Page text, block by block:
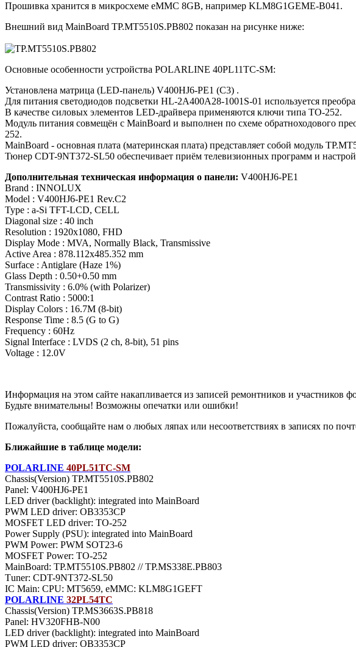
Прошивка хранится в микросхеме eMMC 8GB, например KLM8G1GEME-B041.
Внешний вид MainBoard TP.MT5510S.PB802 показан на рисунке ниже:
Основные особенности устройства POLARLINE 40PL11TC-SM:
Установлена матрица (LED-панель) V400HJ6-PE1 (C3) .
Для питания светодиодов подсветки HL-2A400A28-1001S-01 используется
В качестве силовых элементов LED-драйвера применяются ключи типа TO-252.
Модуль питания совмещён с MainBoard и выполнен по схеме обратноходового
252.
MainBoard - основная плата (материнская плата) представляет собой модуль
Тюнер CDT-9NT372-SL50 обеспечивает приём телевизионных программ и
Дополнительная техническая информация о панели: V400HJ6-PE1
Brand : INNOLUX
Model : V400HJ6-PE1 Rev.C2
Type : a-Si TFT-LCD, CELL
Diagonal size : 40 inch
Resolution : 1920x1080, FHD
Display Mode : MVA, Normally Black, Transmissive
Active Area : 878.112x485.352 mm
Surface : Antiglare (Haze 1%)
Glass Depth : 0.50+0.50 mm
Transmissivity : 6.0% (with Polarizer)
Contrast Ratio : 5000:1
Display Colors : 16.7M (8-bit)
Response Time : 8.5 (G to G)
Frequency : 60Hz
Signal Interface : LVDS (2 ch, 8-bit), 51 pins
Voltage : 12.0V
Информация на этом сайте накапливается из записей ремонтников и участников
Будьте внимательны! Возможны опечатки или ошибки!
Пожалуйста, сообщайте нам о любых ляпах или несоответствиях в записях по
Ближайшие в таблице модели:
POLARLINE 40PL51TC-SM
Chassis(Version) TP.MT5510S.PB802
Panel: V400HJ6-PE1
LED driver (backlight): integrated into MainBoard
PWM LED driver: OB3353CP
MOSFET LED driver: TO-252
Power Supply (PSU): integrated into MainBoard
PWM Power: PWM SOT23-6
MOSFET Power: TO-252
MainBoard: TP.MT5510S.PB802 // TP.MS338E.PB803
Тuner: CDT-9NT372-SL50
IC Main: CPU: MT5659, eMMC: KLM8G1GEFT
POLARLINE 32PL54TC
Chassis(Version) TP.MS3663S.PB818
Panel: HV320FHB-N00
LED driver (backlight): integrated into MainBoard
PWM LED driver: OB3353CP